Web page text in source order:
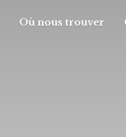
Où nous trouver